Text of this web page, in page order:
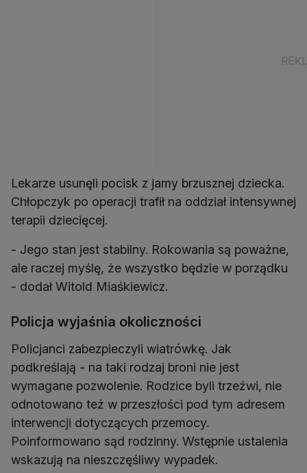
Lekarze usunęli pocisk z jamy brzusznej dziecka.
Chłopczyk po operacji trafił na oddział intensywnej
terapii dziecięcej.
- Jego stan jest stabilny. Rokowania są poważne,
ale raczej myślę, że wszystko będzie w porządku
- dodał Witold Miaśkiewicz.
Policja wyjaśnia okoliczności
Policjanci zabezpieczyli wiatrówkę. Jak
podkreślają - na taki rodzaj broni nie jest
wymagane pozwolenie. Rodzice byli trzeźwi, nie
odnotowano też w przeszłości pod tym adresem
interwencji dotyczących przemocy.
Poinformowano sąd rodzinny. Wstępnie ustalenia
wskazują na nieszczęśliwy wypadek.